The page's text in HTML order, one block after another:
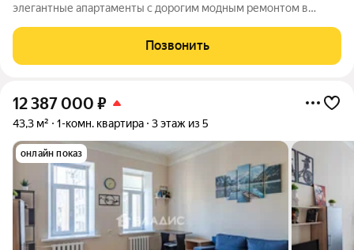
элегантные апартаменты с дорогим модным ремонтом в
острове. Высокий этаж, первая линия, вид на воду и яхтенную
марину. Дорогие материалы,
Позвонить
12 387 000 ₽
43,3 м² 1-комн. квартира 3 этаж из 5
онлайн показ